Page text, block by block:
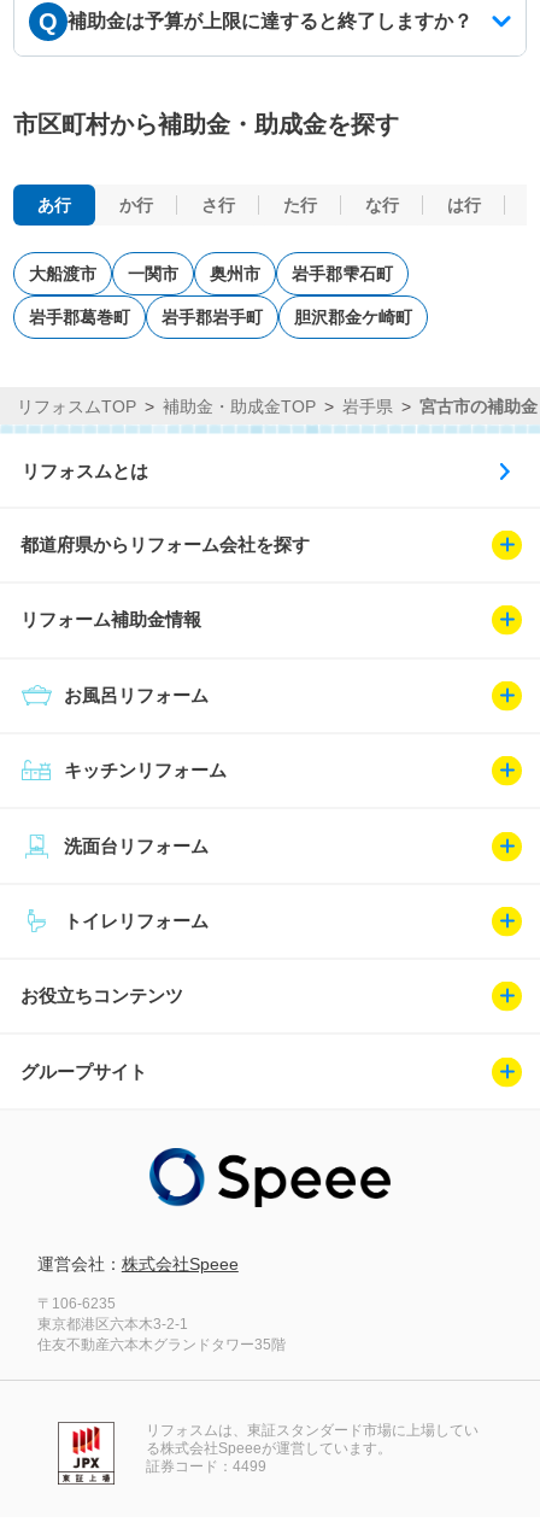
Q 補助金は予算が上限に達すると終了しますか？
市区町村から補助金・助成金を探す
あ行 か行 さ行 た行 な行 は行
大船渡市 一関市 奥州市 岩手郡雫石町
岩手郡葛巻町 岩手郡岩手町 胆沢郡金ケ崎町
リフォスムTOP 補助金・助成金TOP 岩手県 宮古市の補助
リフォスムとは
都道府県からリフォーム会社を探す
リフォーム補助金情報
キッチンリフォーム
お風呂リフォーム
トイレリフォーム
洗面台リフォーム
お役立ちコンテンツ
グループサイト
運営会社： 株式会社Speee
〒106-6235
東京都港区六本木3-2-1
住友不動産六本木グランドタワー35階
リフォスムは、東証スタンダード市場に上場してい
る株式会社Speeeが運営しています。
証券コード：4499